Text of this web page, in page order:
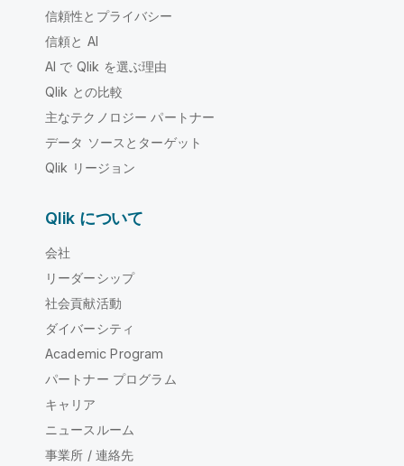
信頼性とプライバシー
信頼と AI
AI で Qlik を選ぶ理由
Qlik との比較
主なテクノロジー パートナー
データ ソースとターゲット
Qlik リージョン
Qlik について
会社
リーダーシップ
社会貢献活動
ダイバーシティ
Academic Program
パートナー プログラム
キャリア
ニュースルーム
事業所 / 連絡先